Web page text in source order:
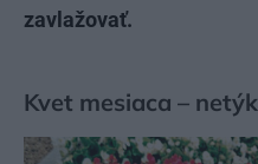
zavlažovať.
Kvet mesiaca –